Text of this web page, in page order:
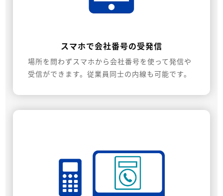
スマホで会社番号の受発信
場所を問わずスマホから会社番号を使って発信や
受信ができます。従業員同士の内線も可能です。